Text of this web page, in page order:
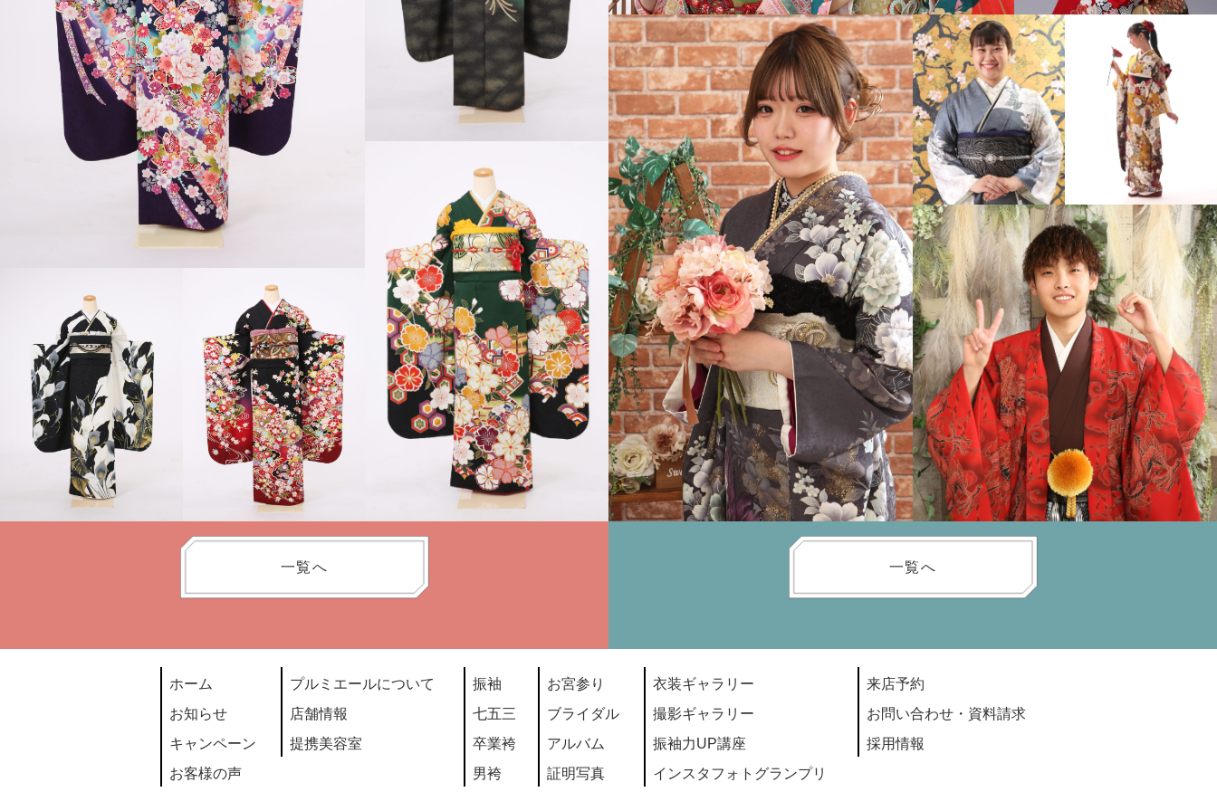
一覧へ 一覧へ
ホーム
お知らせ
キャンペーン
お客様の声
プルミエールについて
店舗情報
提携美容室
振袖
七五三
卒業袴
男袴
お宮参り
ブライダル
アルバム
証明写真
衣装ギャラリー
撮影ギャラリー
振袖力UP講座
インスタフォトグランプリ
来店予約
お問い合わせ・資料請求
採用情報